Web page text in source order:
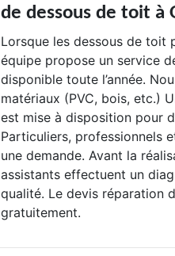
de dessous de toit à
Lorsque les dessous de toit
équipe propose un service
disponible toute l’année.
matériaux (PVC, bois, etc.)
est mise à disposition pour
Particuliers, professionnels
une demande. Avant la
assistants effectuent un
qualité. Le devis réparation
gratuitement.